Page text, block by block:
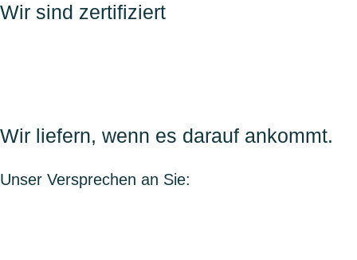
Wir sind zertifiziert
Wir liefern, wenn es darauf ankommt.
Unser Versprechen an Sie: